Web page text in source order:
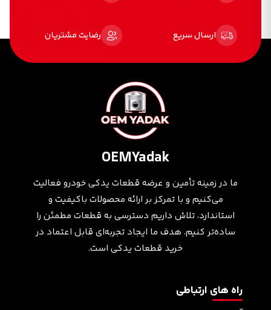
ارسال سریع رضایت مشتریان
OEMYadak
ما در زمینه تأمین و عرضه قطعات یدکی خودرو فعالیت
می‌کنیم و با تمرکز بر ارائه محصولات باکیفیت و
استاندارد، تلاش داریم دسترسی به قطعات مطمئن را
ساده‌تر کنیم. هدف ما ایجاد تجربه‌ای قابل اعتماد در
خرید قطعات یدکی است.
راه های ارتباطی